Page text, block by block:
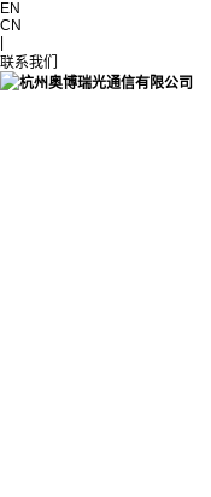
EN
CN
联系我们